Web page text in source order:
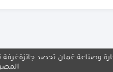
تحصد جائزةغرفة تجارة
المصري للامتياز